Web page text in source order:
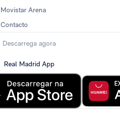
Movistar Arena
Contacto
Descarrega agora
Real Madrid App